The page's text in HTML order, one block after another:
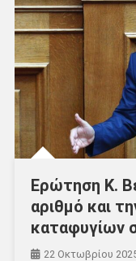
Ερώτηση Κ.
αριθμό και
καταφυγίων
22 Οκτωβρίου